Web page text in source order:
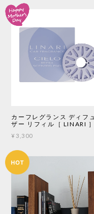
カーフレグランス ディフ
ザー リフィル［ LINARI ］
¥3,300